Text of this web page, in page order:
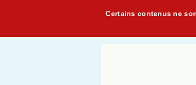
Certains contenus ne